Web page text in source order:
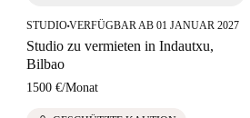
STUDIO■VERFÜGBAR AB 01 JANUAR 2027
Studio zu vermieten in Indautxu,
Bilbao
1500 €/Monat